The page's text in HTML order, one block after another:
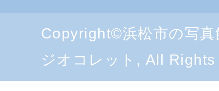
Copyright©浜松市の写
ジオコレット, All